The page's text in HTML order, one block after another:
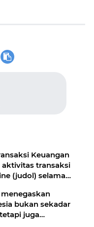
Keuangan
aktivitas transaksi
(judol) selama
bukan sekadar
juga